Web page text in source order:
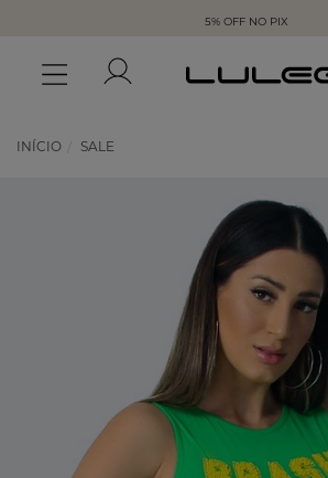
5% OFF NO PIX
INÍCIO SALE